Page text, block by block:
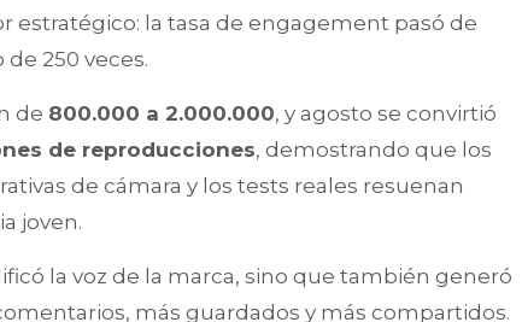
estratégico: la tasa de engagement pasó de
250 veces.
de 800.000 a 2.000.000, y agosto se convirtió
de reproducciones, demostrando que los
de cámara y los tests reales resuenan
joven.
la voz de la marca, sino que también generó
más guardados y más compartidos.